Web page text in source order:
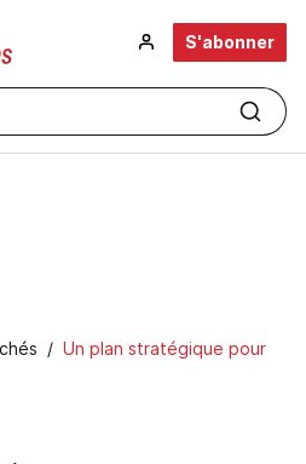
S'abonner
Un plan stratégique pour